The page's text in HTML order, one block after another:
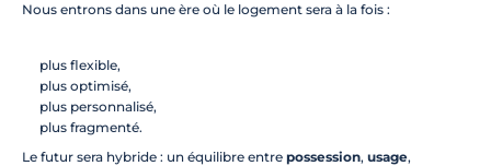
Nous entrons dans une ère où le logement sera à la fois :
plus flexible,
plus optimisé,
plus personnalisé,
plus fragmenté.
Le futur sera hybride : un équilibre entre possession, usage